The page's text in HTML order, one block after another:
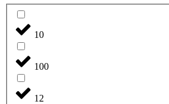
10
100
12